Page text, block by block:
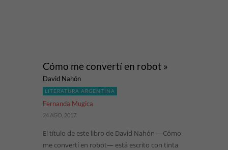
Cómo me convertí en robot »
David Nahón
LITERATURA ARGENTINA
Fernanda Mugica
24 AGO, 2017
El título de este libro de David Nahón ―Cómo
me convertí en robot— está escrito con tinta